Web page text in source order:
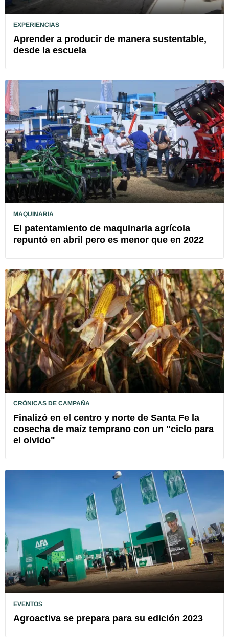
EXPERIENCIAS
Aprender a producir de manera sustentable,
desde la escuela
MAQUINARIA
El patentamiento de maquinaria agrícola
repuntó en abril pero es menor que en 2022
CRÓNICAS DE CAMPAÑA
Finalizó en el centro y norte de Santa Fe la
cosecha de maíz temprano con un "ciclo para
el olvido"
EVENTOS
Agroactiva se prepara para su edición 2023